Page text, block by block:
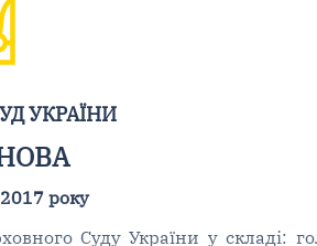
УКРАЇНИ
2017 року
Суду України у складі: